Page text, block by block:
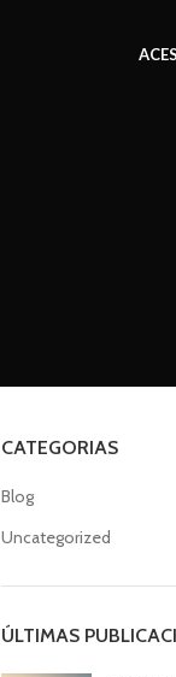
CATEGORIAS
Blog
Uncategorized
ÚLTIMAS